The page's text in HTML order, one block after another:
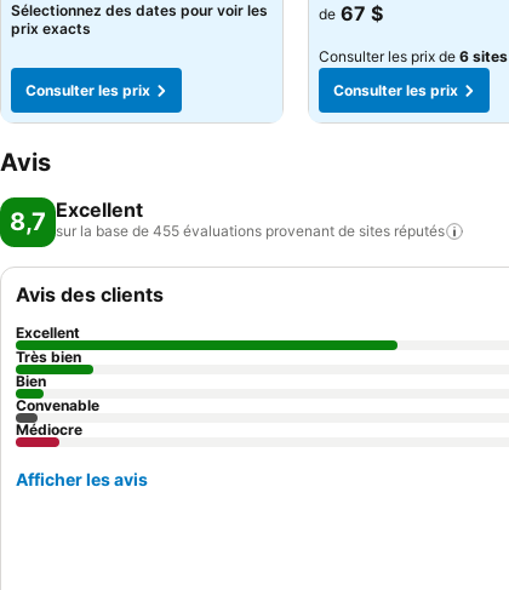
Sélectionnez des dates pour voir les
prix exacts
Consulter les prix
de 67 $
Consulter les prix de 6 sites
Consulter les prix
Avis
8,7 Excellent
sur la base de 455 évaluations provenant de sites réputés
Avis des clients
Excellent
Très bien
Bien
Convenable
Médiocre
Afficher les avis